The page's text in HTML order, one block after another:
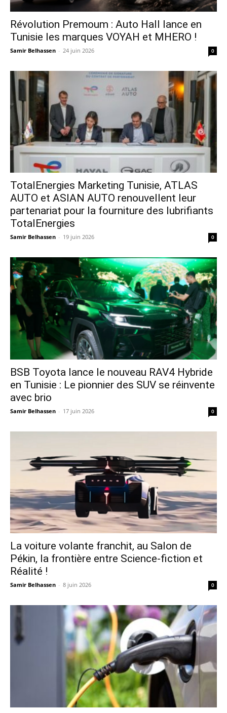
Révolution Premoum : Auto Hall lance en
Tunisie les marques VOYAH et MHERO !
Samir Belhassen - 24 juin 2026 0
TotalEnergies Marketing Tunisie, ATLAS
AUTO et ASIAN AUTO renouvellent leur
partenariat pour la fourniture des lubrifiants
TotalEnergies
Samir Belhassen - 19 juin 2026 0
​BSB Toyota lance le nouveau RAV4 Hybride
en Tunisie : Le pionnier des SUV se réinvente
avec brio
Samir Belhassen - 17 juin 2026 0
La voiture volante franchit, au Salon de
Pékin, la frontière entre Science-fiction et
Réalité !
Samir Belhassen - 8 juin 2026 0